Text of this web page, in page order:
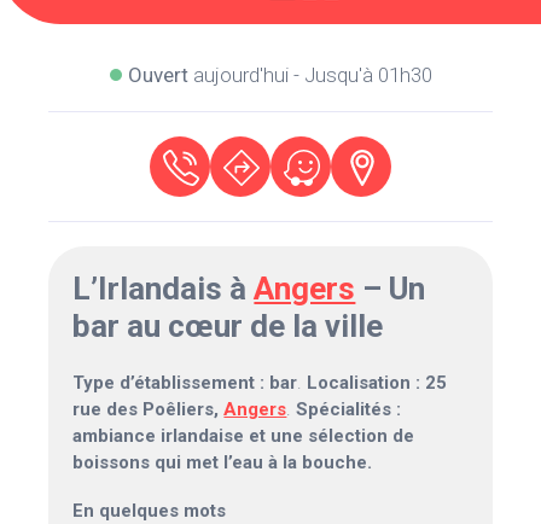
Ouvertaujourd'hui - Jusqu'à 01h30
L’Irlandais àAngers – Un
bar au cœur de la ville
Type d’établissement : bar. Localisation : 25
rue des Poêliers,Angers.Spécialités :
ambiance irlandaise et une sélection de
boissons qui met l’eau à la bouche.
En quelques mots